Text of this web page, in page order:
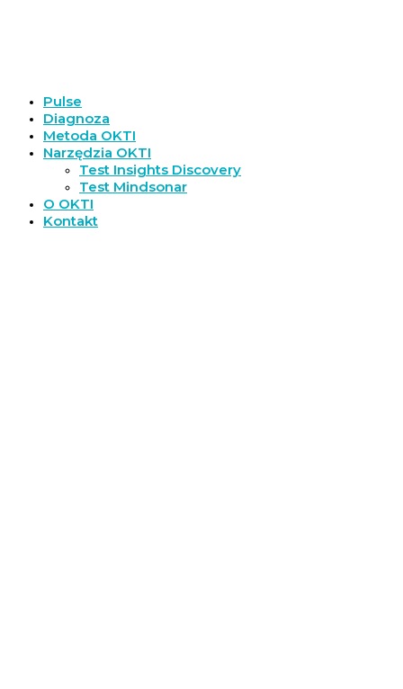
Pulse
Diagnoza
Metoda OKTI
Narzędzia OKTI
Test Insights Discovery
Test Mindsonar
O OKTI
Kontakt